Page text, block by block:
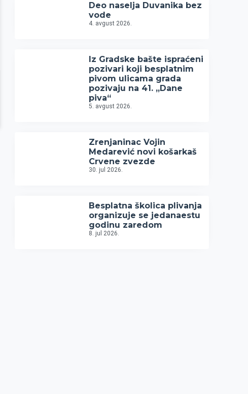
Deo naselja Duvanika bez
vode
4. avgust 2026.
Iz Gradske bašte ispraćeni
pozivari koji besplatnim
pivom ulicama grada
pozivaju na 41. „Dane
piva“
5. avgust 2026.
Zrenjaninac Vojin
Medarević novi košarkaš
Crvene zvezde
30. jul 2026.
Besplatna školica plivanja
organizuje se jedanaestu
godinu zaredom
8. jul 2026.